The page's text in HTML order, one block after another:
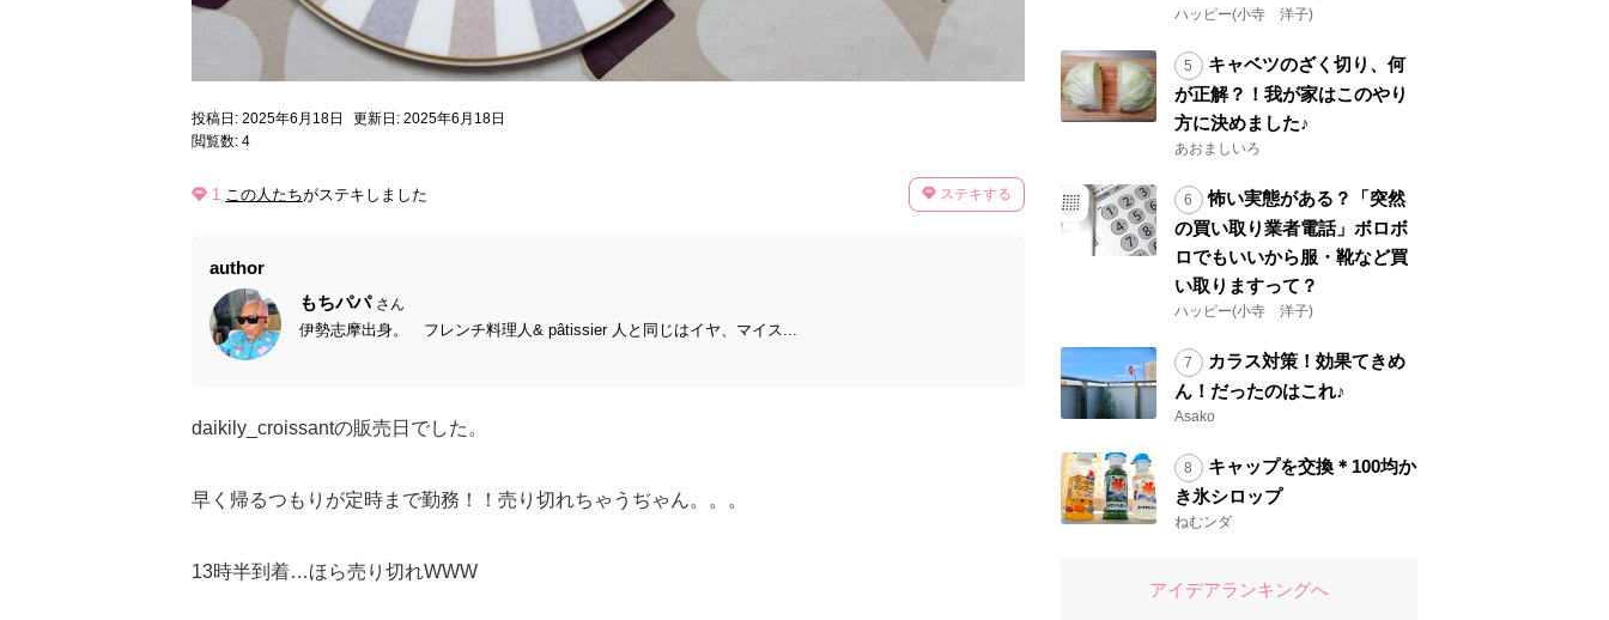
投稿日: 2025年6月18日
更新日: 2025年6月18日
閲覧数: 4
1 この人たちがステキしました ステキする
author
もちパパ さん
伊勢志摩出身。 フレンチ料理人& pâtissier 人と同じはイヤ、マイス...
daikily_croissantの販売日でした。
早く帰るつもりが定時まで勤務！！売り切れちゃうぢゃん。。。
13時半到着…ほら売り切れWWW
ハッピー(小寺 洋子)
キャベツのざく切り、何
が正解？！我が家はこのやり
方に決めました♪
あおましいろ
怖い実態がある？「突然
の買い取り業者電話」ボロボ
ロでもいいから服・靴など買
い取りますって？
ハッピー(小寺 洋子)
カラス対策！効果てきめ
ん！だったのはこれ♪
Asako
キャップを交換＊100均か
き氷シロップ
ねむンダ
アイデアランキングへ